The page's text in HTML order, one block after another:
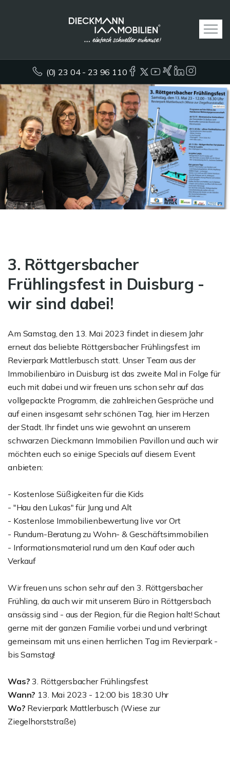
(0) 23 04 - 23 96 110
3. Röttgersbacher
Frühlingsfest in Duisburg -
wir sind dabei!
Am Samstag, den 13. Mai 2023 findet in diesem Jahr
erneut das beliebte Röttgersbacher Frühlingsfest im
Revierpark Mattlerbusch statt. Unser Team aus der
Immobilienbüro in Duisburg ist das zweite Mal in Folge für
euch mit dabei und wir freuen uns schon sehr auf das
vollgepackte Programm, die zahlreichen Gespräche und
auf einen insgesamt sehr schönen Tag, hier im Herzen
der Stadt. Ihr findet uns wie gewohnt an unserem
schwarzen Dieckmann Immobilien Pavillon und auch wir
möchten euch so einige Specials auf diesem Event
anbieten:
- Kostenlose Süßigkeiten für die Kids
- "Hau den Lukas" für Jung und Alt
- Kostenlose Immobilienbewertung live vor Ort
- Rundum-Beratung zu Wohn- & Geschäftsimmobilien
- Informationsmaterial rund um den Kauf oder auch
Verkauf
Wir freuen uns schon sehr auf den 3. Röttgersbacher
Frühling, da auch wir mit unserem Büro in Röttgersbach
ansässig sind - aus der Region, für die Region halt! Schaut
gerne mit der ganzen Familie vorbei und und verbringt
gemeinsam mit uns einen herrlichen Tag im Revierpark -
bis Samstag!
Was? 3. Röttgersbacher Frühlingsfest
Wann? 13. Mai 2023 - 12:00 bis 18:30 Uhr
Wo? Revierpark Mattlerbusch (Wiese zur
Ziegelhorststraße)